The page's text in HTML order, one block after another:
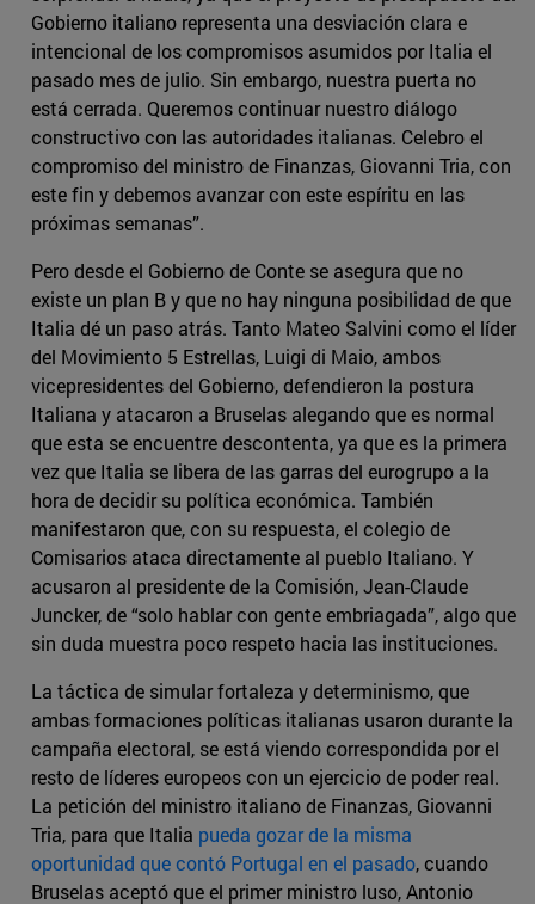
Gobierno italiano representa una desviación clara e
intencional de los compromisos asumidos por Italia el
pasado mes de julio. Sin embargo, nuestra puerta no
está cerrada. Queremos continuar nuestro diálogo
constructivo con las autoridades italianas. Celebro el
compromiso del ministro de Finanzas, Giovanni Tria, con
este fin y debemos avanzar con este espíritu en las
próximas semanas”.
Pero desde el Gobierno de Conte se asegura que no
existe un plan B y que no hay ninguna posibilidad de que
Italia dé un paso atrás. Tanto Mateo Salvini como el líder
del Movimiento 5 Estrellas, Luigi di Maio, ambos
vicepresidentes del Gobierno, defendieron la postura
Italiana y atacaron a Bruselas alegando que es normal
que esta se encuentre descontenta, ya que es la primera
vez que Italia se libera de las garras del eurogrupo a la
hora de decidir su política económica. También
manifestaron que, con su respuesta, el colegio de
Comisarios ataca directamente al pueblo Italiano. Y
acusaron al presidente de la Comisión, Jean-Claude
Juncker, de “solo hablar con gente embriagada”, algo que
sin duda muestra poco respeto hacia las instituciones.
La táctica de simular fortaleza y determinismo, que
ambas formaciones políticas italianas usaron durante la
campaña electoral, se está viendo correspondida por el
resto de líderes europeos con un ejercicio de poder real.
La petición del ministro italiano de Finanzas, Giovanni
Tria, para que Italia pueda gozar de la misma
oportunidad que contó Portugal en el pasado, cuando
Bruselas aceptó que el primer ministro luso, Antonio